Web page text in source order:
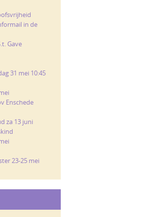
in de
Gave
31 mei 10:45
Enschede
za 13 juni
23-25 mei